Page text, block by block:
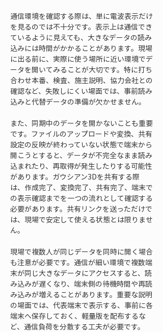
通信環境を確認する際は、単に電波表示だけ
を見るのでは不十分です。表示上は通信でき
ているように見えても、大きなデータの読み
込みには時間がかかることがあります。現場
に出る前に、実際に使う場所に近い環境でデ
ータを開いてみることが大切です。特に打ち
合わせ本番、検査、施主説明、協力会社との
確認など、失敗しにくい場面では、事前読み
込みと代替データの準備が欠かせません。
また、同期中のデータを開かないことも重要
です。ファイルのアップロードや変換、共有
設定の反映が終わっていない状態で端末から
開こうとすると、データが不完全なまま読み
込まれたり、再取得が発生したりする可能性
があります。ガウシアン3Dを共有する際
は、作成完了、変換完了、共有完了、端末で
の表示確認までを一つの流れとして確認する
必要があります。共有リンクを送っただけで
は、現場で安定して使える状態とは限りませ
ん。
現場で複数人が同じデータを同時に開く場合
も注意が必要です。通信が細い環境で複数端
末が同じ大きなデータにアクセスすると、読
み込みが遅くなり、端末側の待機時間や再読
み込みが増えることがあります。重要な説明
の場面では、代表端末で表示する、事前に各
端末へ保存しておく、軽量版を配布するな
ど、通信負荷を分散する工夫が必要です。